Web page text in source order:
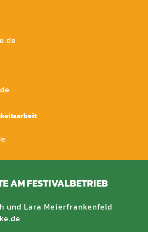
AM FESTIVALBETRIEB
und Lara Meierfrankenfeld